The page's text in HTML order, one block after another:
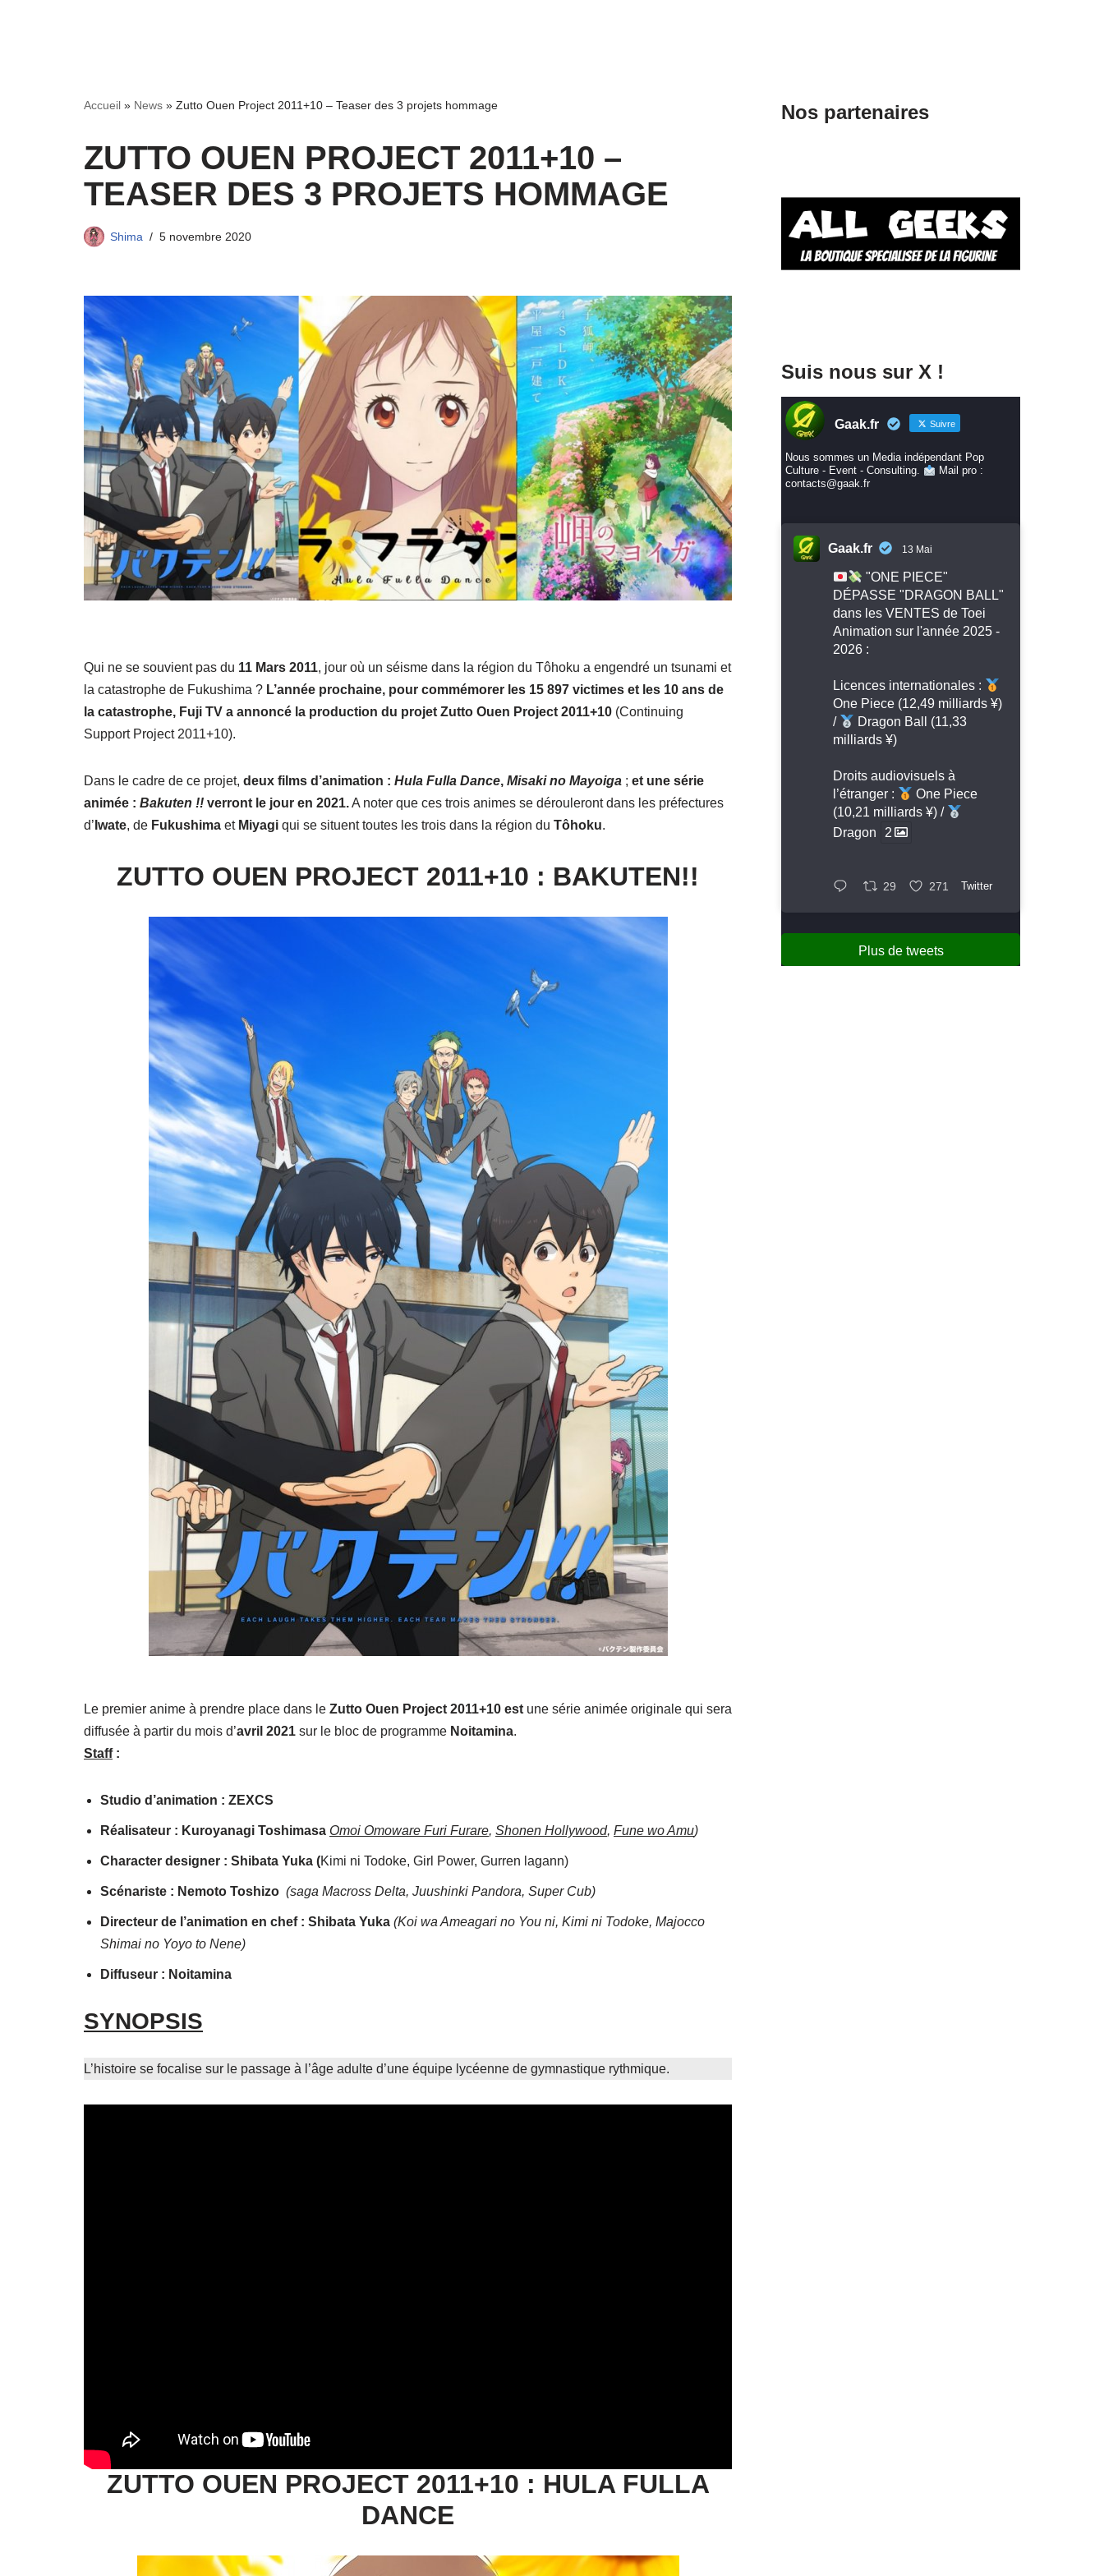
Accueil » News » Zutto Ouen Project 2011+10 – Teaser des 3 projets hommage
ZUTTO OUEN PROJECT 2011+10 –
TEASER DES 3 PROJETS HOMMAGE
Shima 5 novembre 2020
Qui ne se souvient pas du 11 Mars 2011, jour où un séisme dans la région du Tôhoku a engendré un tsunami et
la catastrophe de Fukushima ? L’année prochaine, pour commémorer les 15 897 victimes et les 10 ans de
la catastrophe, Fuji TV a annoncé la production du projet Zutto Ouen Project 2011+10 (Continuing
Support Project 2011+10).
Dans le cadre de ce projet, deux films d’animation : Hula Fulla Dance, Misaki no Mayoiga ; et une série
animée : Bakuten !! verront le jour en 2021.A noter que ces trois animes se dérouleront dans les préfectures
d’ Iwate, de Fukushima et Miyagi qui se situent toutes les trois dans la région du Tôhoku.
ZUTTO OUEN PROJECT 2011+10 : BAKUTEN!!
Le premier anime à prendre place dans le Zutto Ouen Project 2011+10 est une série animée originale qui sera
diffusée à partir du mois d’avril 2021 sur le bloc de programme Noitamina.
Staff:
Studio d’animation : ZEXCS
Réalisateur : Kuroyanagi Toshimasa Omoi Omoware Furi Furare, Shonen Hollywood, Fune wo Amu)
Character designer : Shibata Yuka (Kimi ni Todoke, Girl Power, Gurren lagann)
Scénariste : Nemoto Toshizo (saga Macross Delta, Juushinki Pandora, Super Cub)
Directeur de l’animation en chef : Shibata Yuka (Koi wa Ameagari no You ni, Kimi ni Todoke, Majocco
Shimai no Yoyo to Nene)
Diffuseur : Noitamina
SYNOPSIS
L’histoire se focalise sur le passage à l’âge adulte d’une équipe lycéenne de gymnastique rythmique.
ZUTTO OUEN PROJECT 2011+10 : HULA FULLA
DANCE
Nos partenaires
Suis nous sur X !
Gaak.fr Suivre
Nous sommes un Media indépendant Pop
Culture - Event - Consulting.
Mail pro :
contacts@gaak.fr
Gaak.fr 13 Mai
"ONE PIECE"
DÉPASSE "DRAGON BALL"
dans les VENTES de Toei
Animation sur l'année 2025 -
2026 :
Licences internationales :
One Piece (12,49 milliards ¥)
/
Dragon Ball (11,33
milliards ¥)
Droits audiovisuels à
l’étranger :
One Piece
(10,21 milliards ¥) /
Dragon
2
29 271 Twitter
Plus de tweets